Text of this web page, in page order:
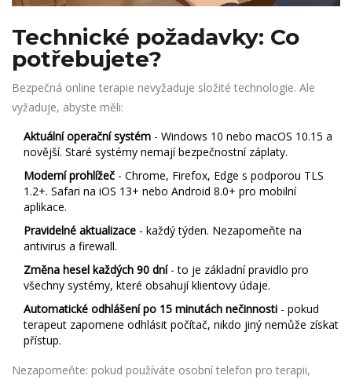
Technické požadavky: Co
potřebujete?
Bezpečná online terapie nevyžaduje složité technologie. Ale
vyžaduje, abyste měli:
Aktuální operační systém - Windows 10 nebo macOS 10.15 a
novější. Staré systémy nemají bezpečnostní záplaty.
Moderní prohlížeč - Chrome, Firefox, Edge s podporou TLS
1.2+. Safari na iOS 13+ nebo Android 8.0+ pro mobilní
aplikace.
Pravidelné aktualizace - každý týden. Nezapomeňte na
antivirus a firewall.
Změna hesel každých 90 dní- to je základní pravidlo pro
všechny systémy, které obsahují klientovy údaje.
Automatické odhlášení po 15 minutách nečinnosti - pokud
terapeut zapomene odhlásit počítač, nikdo jiný nemůže získat
přístup.
Nezapomeňte: pokud používáte osobní telefon pro terapii,